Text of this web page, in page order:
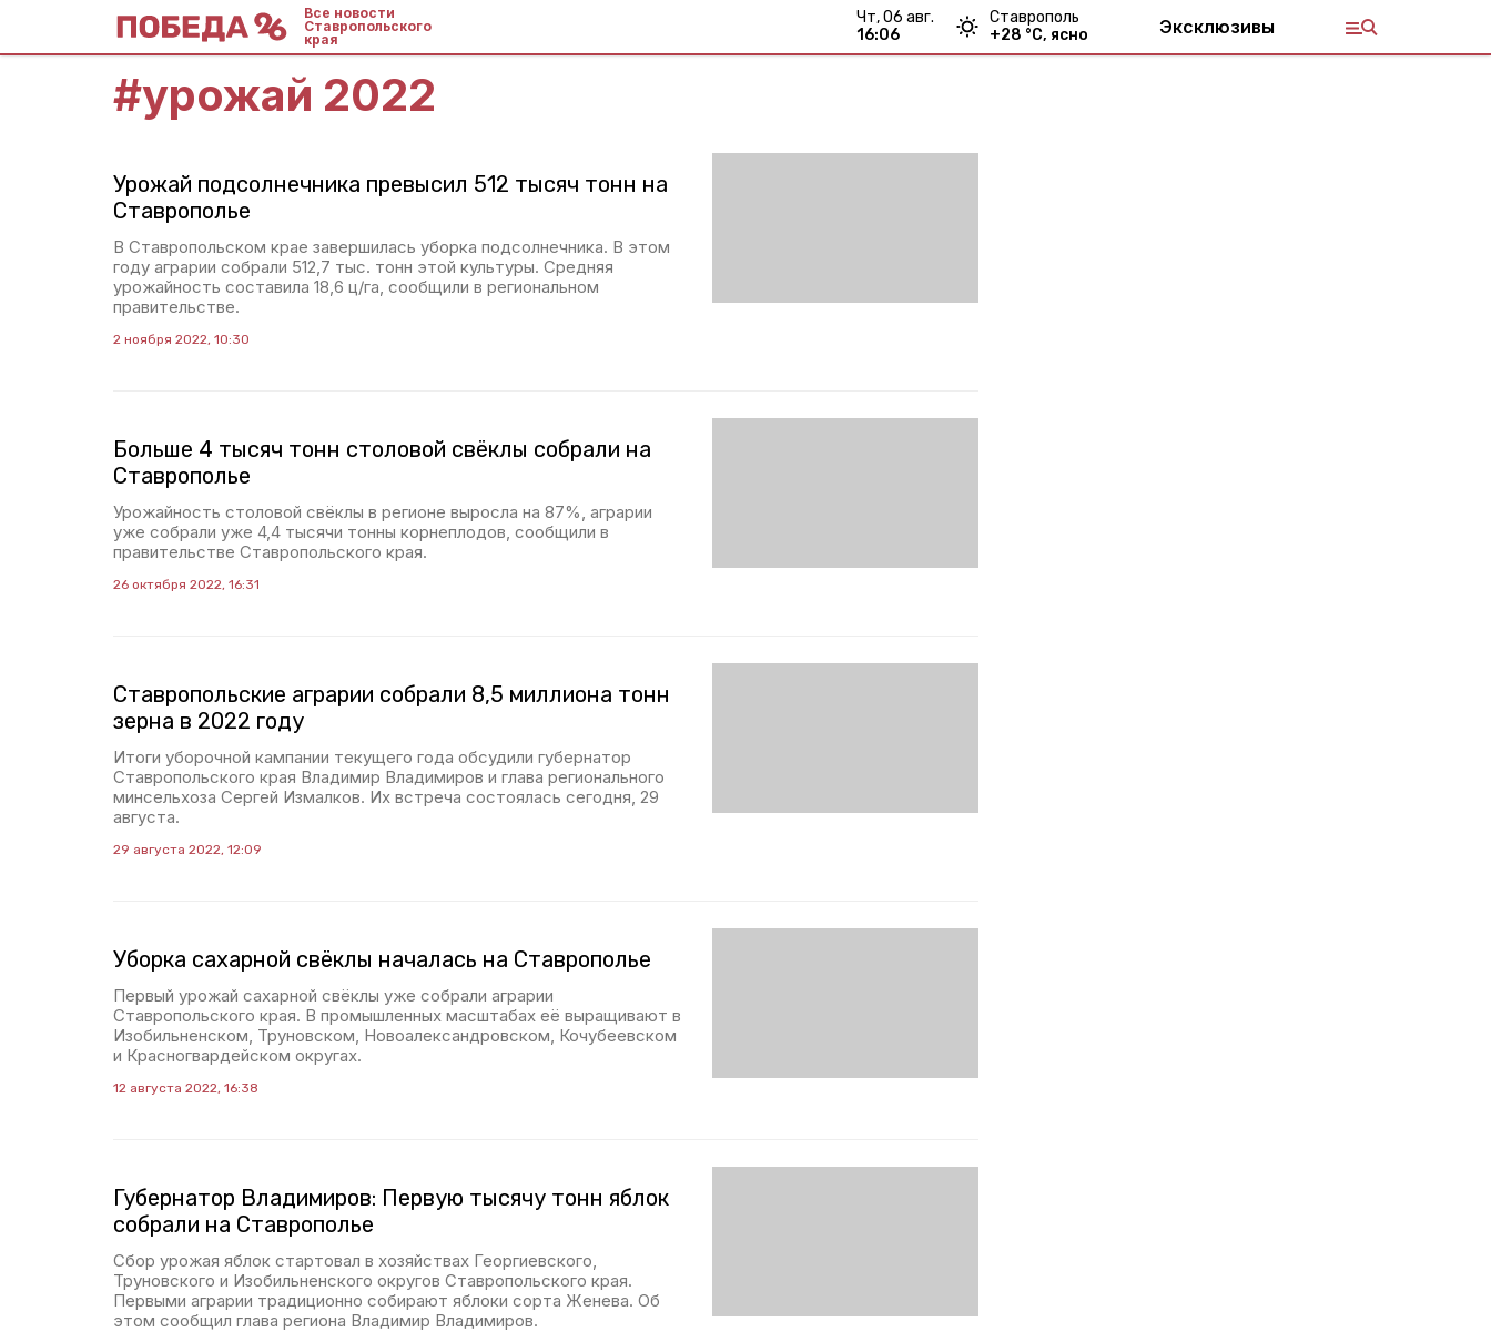
Все новости
Ставропольского
края
чт, 06 авг.
16:06
Ставрополь
+28 °С, ясно Эксклюзивы
#урожай 2022
Урожай подсолнечника превысил 512 тысяч тонн на
Ставрополье
В Ставропольском крае завершилась уборка подсолнечника. В этом
году аграрии собрали 512,7 тыс. тонн этой культуры. Средняя
урожайность составила 18,6 ц/га, сообщили в региональном
правительстве.
2 ноября 2022, 10:30
Больше 4 тысяч тонн столовой свёклы собрали на
Ставрополье
Урожайность столовой свёклы в регионе выросла на 87%, аграрии
уже собрали уже 4,4 тысячи тонны корнеплодов, сообщили в
правительстве Ставропольского края.
26 октября 2022, 16:31
Ставропольские аграрии собрали 8,5 миллиона тонн
зерна в 2022 году
Итоги уборочной кампании текущего года обсудили губернатор
Ставропольского края Владимир Владимиров и глава регионального
минсельхоза Сергей Измалков. Их встреча состоялась сегодня, 29
августа.
29 августа 2022, 12:09
Уборка сахарной свёклы началась на Ставрополье
Первый урожай сахарной свёклы уже собрали аграрии
Ставропольского края. В промышленных масштабах её выращивают в
Изобильненском, Труновском, Новоалександровском, Кочубеевском
и Красногвардейском округах.
12 августа 2022, 16:38
Губернатор Владимиров: Первую тысячу тонн яблок
собрали на Ставрополье
Сбор урожая яблок стартовал в хозяйствах Георгиевского,
Труновского и Изобильненского округов Ставропольского края.
Первыми аграрии традиционно собирают яблоки сорта Женева. Об
этом сообщил глава региона Владимир Владимиров.